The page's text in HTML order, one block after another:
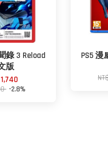
錄 3 Reload
版
-2.8%
PS5